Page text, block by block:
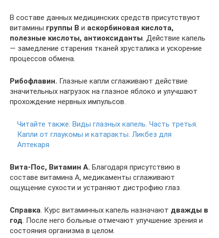
В составе данных медицинских средств присутствуют
витамины группы В и аскорбиновая кислота,
полезные кислоты, антиоксиданты . Действие капель
— замедление старения тканей хрусталика и ускорение
процессов обмена.
Рибофлавин. Глазные капли сглаживают действие
значительных нагрузок на глазное яблоко и улучшают
прохождение нервных импульсов.
Читайте также: Виды глазных капель. Часть третья.
Капли от глаукомы и катаракты. Ликбез для
Аптекаря
Вита-Пос, Витамин А. Благодаря присутствию в
составе витамина А, медикаменты сглаживают
ощущение сухости и устраняют дистрофию глаз.
Справка . Курс витаминных капель назначают дважды в
год . После него больные отмечают улучшение зрения и
состояния организма в целом.